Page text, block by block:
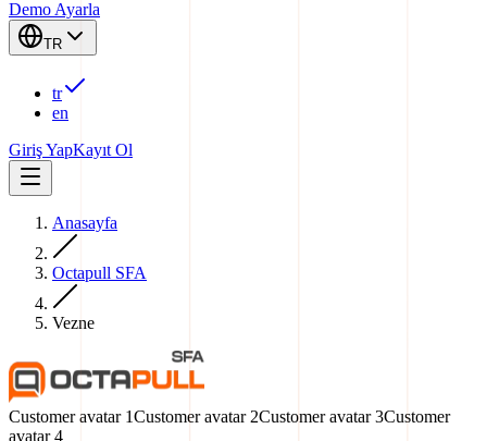
Demo Ayarla
TR
tr
en
Giriş YapKayıt Ol
Anasayfa
Octapull SFA
Vezne
Customer avatar 1Customer avatar 2Customer avatar3Customer
avatar4